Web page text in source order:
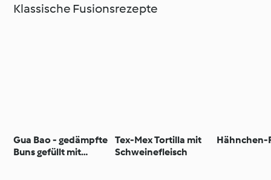
Klassische Fusionsrezepte
Gua Bao - gedämpfte
Buns gefüllt mit
Tex-Mex Tortilla mit
Schweinefleisch
Hähnchen-